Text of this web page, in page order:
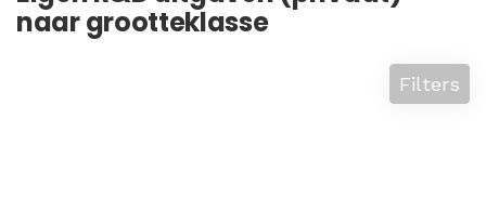
naar grootteklasse
Filters